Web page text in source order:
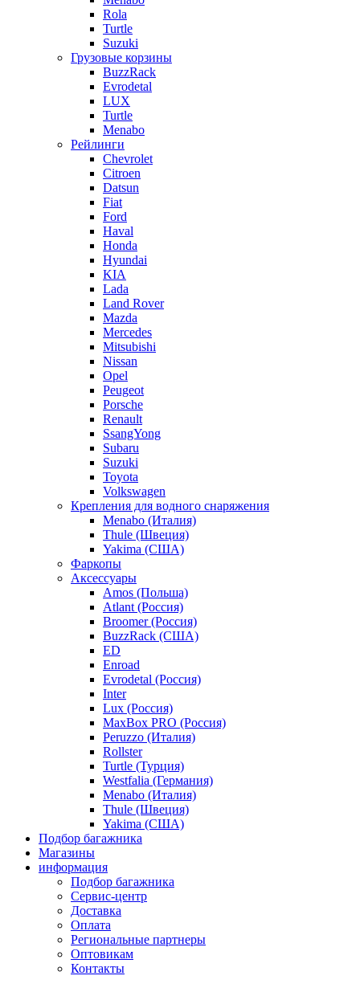
Rola
Turtle
Suzuki
Грузовые корзины
BuzzRack
Evrodetal
LUX
Turtle
Menabo
Рейлинги
Chevrolet
Citroen
Datsun
Fiat
Ford
Haval
Honda
Hyundai
KIA
Lada
Land Rover
Mazda
Mercedes
Mitsubishi
Nissan
Opel
Peugeot
Porsche
Renault
SsangYong
Subaru
Suzuki
Toyota
Volkswagen
Крепления для водного снаряжения
Menabo (Италия)
Thule (Швеция)
Yakima (США)
Фаркопы
Аксессуары
Amos (Польша)
Atlant (Россия)
Broomer (Россия)
BuzzRack (США)
ED
Enroad
Evrodetal (Россия)
Inter
Lux (Россия)
MaxBox PRO (Россия)
Peruzzo (Италия)
Rollster
Turtle (Турция)
Westfalia (Германия)
Menabo (Италия)
Thule (Швеция)
Yakima (США)
Подбор багажника
Магазины
информация
Подбор багажника
Сервис-центр
Доставка
Оплата
Региональные партнеры
Оптовикам
Контакты